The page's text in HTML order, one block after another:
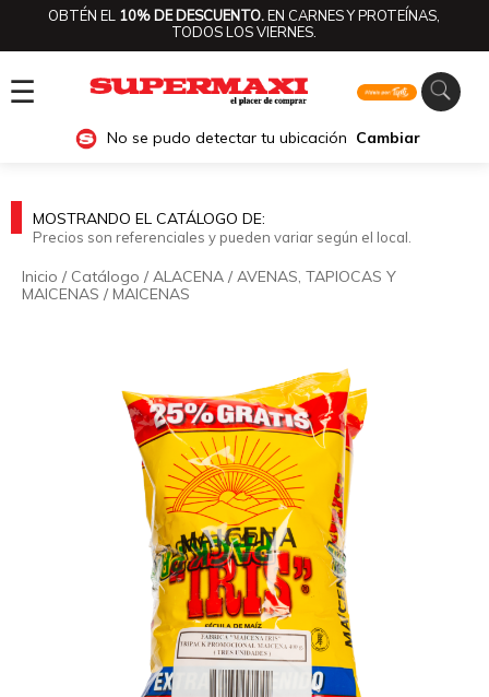
OBTÉN EL 10% DE DESCUENTO.EN CARNES Y PROTEÍNAS,
TODOS LOS VIERNES.
☰
No se pudo detectar tu ubicación Cambiar
MOSTRANDO EL CATÁLOGO DE:
Precios son referenciales y pueden variar según el local.
Inicio / Catálogo /ALACENA /AVENAS, TAPIOCAS Y
MAICENAS / MAICENAS